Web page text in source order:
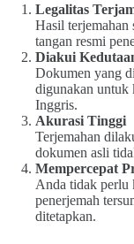
Legalitas
Hasil terjemahan
tangan resmi
Diakui
Dokumen yang
digunakan untuk
Inggris.
Akurasi Tinggi
Terjemahan
dokumen asli
Mempercepat
Anda tidak perlu
penerjemah
ditetapkan.